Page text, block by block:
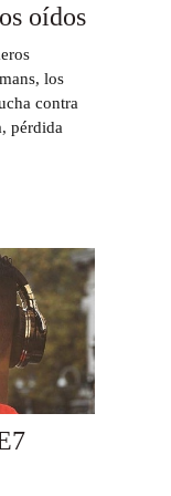
oídos
los
contra
pérdida